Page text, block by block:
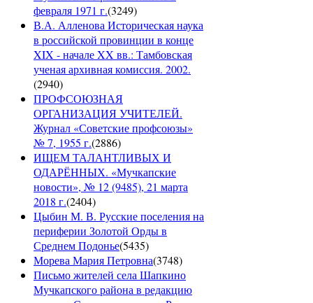
февраля 1971 г.(3249)
В.А. Алленова Историческая наука
в российской провинции в конце
XIX - начале XX вв.: Тамбовская
ученая архивная комиссия. 2002.
(2940)
ПРОФСОЮЗНАЯ
ОРГАНИЗАЦИЯ УЧИТЕЛЕЙ.
Журнал «Советские профсоюзы»
№ 7, 1955 г.(2886)
ИЩЕМ ТАЛАНТЛИВЫХ И
ОДАРЁННЫХ. «Мучкапские
новости», № 12 (9485), 21 марта
2018 г.(2404)
Цыбин М. В. Русские поселения на
периферии Золотой Орды в
Среднем Подонье(5435)
Морева Мария Петровна(3748)
Письмо жителей села Шапкино
Мучкапского района в редакцию